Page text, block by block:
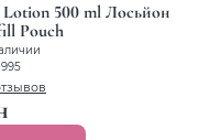
500 ml Лосьйон
Pouch